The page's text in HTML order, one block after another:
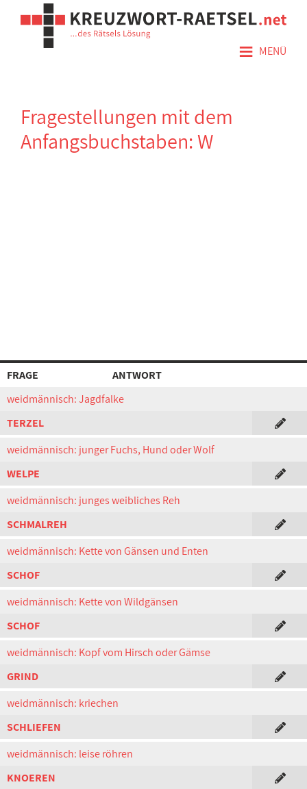
≡ MENÜ
Fragestellungen mit dem
Anfangsbuchstaben: W
FRAGE
ANTWORT
weidmännisch: Jagdfalke
TERZEL
weidmännisch: junger Fuchs, Hund oder Wolf
WELPE
weidmännisch: junges weibliches Reh
SCHMALREH
weidmännisch: Kette von Gänsen und Enten
SCHOF
weidmännisch: Kette von Wildgänsen
SCHOF
weidmännisch: Kopf vom Hirsch oder Gämse
GRIND
weidmännisch: kriechen
SCHLIEFEN
weidmännisch: leise röhren
KNOEREN